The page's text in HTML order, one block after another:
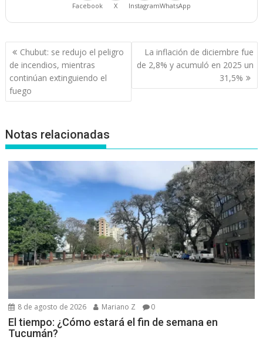
Facebook X InstagramWhatsApp
Navegación
de
entradas
Chubut: se redujo el peligro
de incendios, mientras
continúan extinguiendo el
fuego
La inflación de diciembre fue
de 2,8% y acumuló en 2025 un
31,5%
Notas relacionadas
8 de agosto de 2026 Mariano Z 0
El tiempo: ¿Cómo estará el fin de semana en
Tucumán?